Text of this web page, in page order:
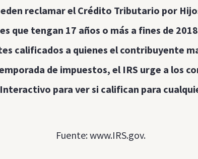
reclamar el Crédito Tributario por
que tengan 17 años o más a fines de
calificados a quienes el contribuyente
de impuestos, el IRS urge a los
para ver si califican para
Fuente:www.IRS.gov.